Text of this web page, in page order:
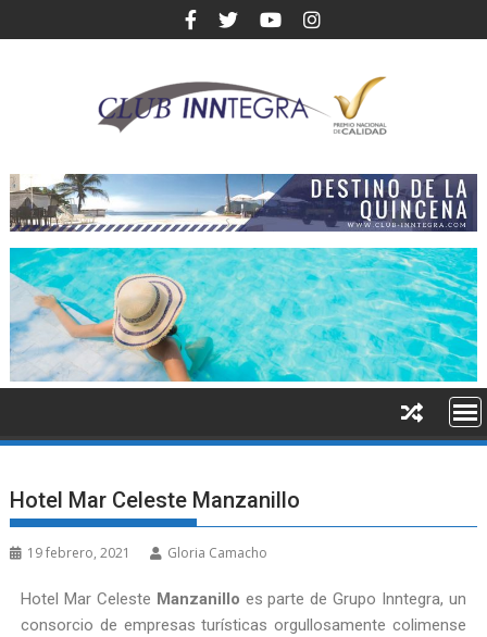
Hotel Mar Celeste Manzanillo
19 febrero, 2021 Gloria Camacho
Hotel Mar Celeste Manzanillo es parte de Grupo Inntegra, un
consorcio de empresas turísticas orgullosamente colimense